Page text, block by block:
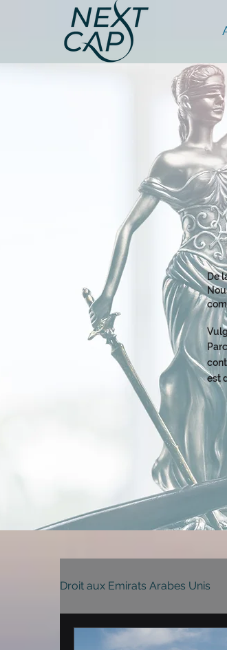
De
est
Droit aux Emirats Arabes Unis
Administration à Dubai